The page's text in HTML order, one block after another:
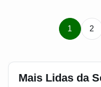
1 2
Mais Lidas da